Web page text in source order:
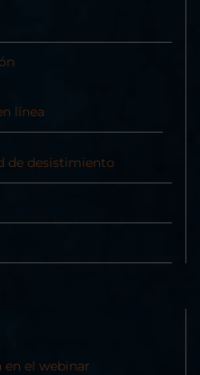
línea
de desistimiento
en el webinar